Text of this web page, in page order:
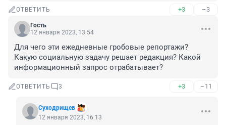
ОТВЕТИТЬ +3 –3
Гость
12 января 2023, 13:54
Для чего эти ежедневные гробовые репортажи?
Какую социальную задачу решает редакция? Какой
информационный запрос отрабатывает?
ОТВЕТИТЬ 3 +3 –11
Суходрищев
12 января 2023, 16:13